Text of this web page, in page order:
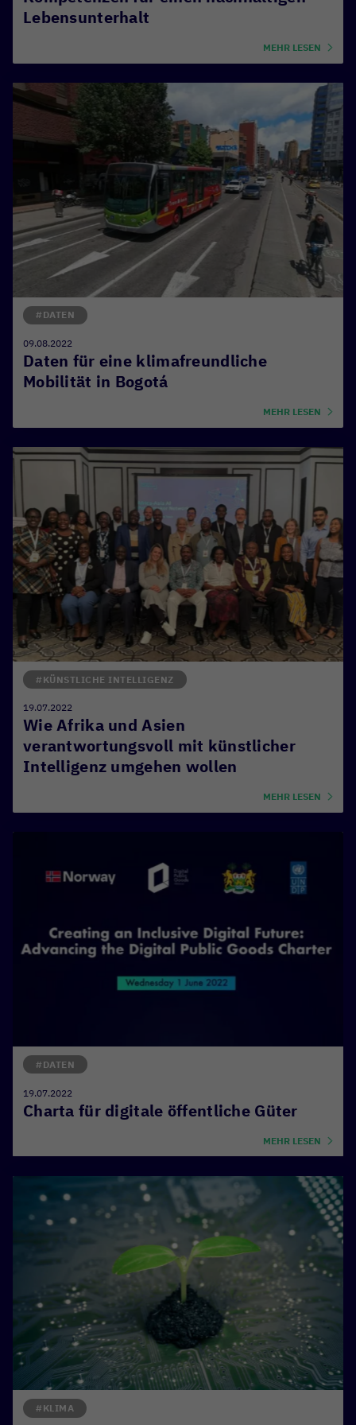
Lebensunterhalt
MEHR LESEN
Daten für eine klimafreundliche
Mobilität in Bogotá
#DATEN
09.08.2022
MEHR LESEN
Wie Afrika und Asien
verantwortungsvoll mit künstlicher
Intelligenz umgehen wollen
#KÜNSTLICHE INTELLIGENZ
19.07.2022
MEHR LESEN
Charta für digitale öffentliche Güter
#DATEN
19.07.2022
MEHR LESEN
#KLIMA